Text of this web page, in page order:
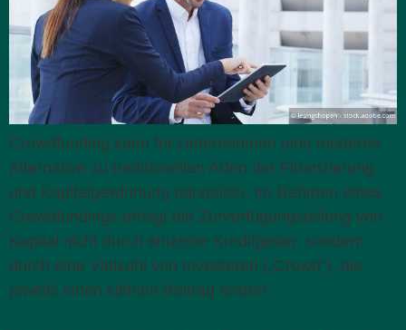
Crowdfunding kann für Unternehmen eine moderne
Alternative zu traditionellen Arten der Finanzierung
und Kapitalgewinnung darstellen. Im Rahmen eines
Crowdfundings erfolgt die Zurverfügungstellung von
Kapital nicht durch einzelne Kreditgeber, sondern
durch eine Vielzahl von Investoren („Crowd“), die
jeweils einen kleinen Beitrag leisten.